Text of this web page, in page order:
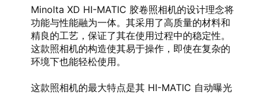
Minolta XD HI-MATIC 胶卷照相机的设计理念将
功能与性能融为一体。其采用了高质量的材料和
精良的工艺，保证了其在使用过程中的稳定性。
这款照相机的构造使其易于操作，即使在复杂的
环境下也能轻松使用。
这款照相机的最大特点是其 HI-MATIC 自动曝光